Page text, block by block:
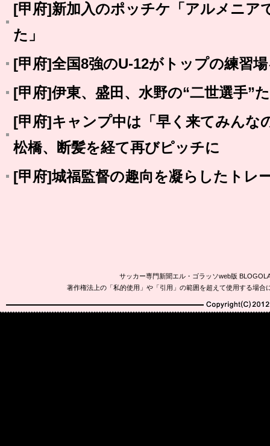
[甲府]新加入のポッチケ「アルメニア
た」
[甲府]全国8強のU-12がトップの練習
[甲府]伊東、盛田、水野の“二世選手”
[甲府]キャンプ中は「早く来てみんな
松橋、断髪を経て再びピッチに
[甲府]城福監督の趣向を凝らしたトレ
サッカー専門新聞エル・ゴラッソweb版
著作権法上の「私的使用」や「引用」の範囲を超えて使用する場
Copyright(C)2010-